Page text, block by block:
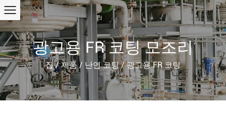
광고용 FR 코팅 모조리
집/제품/ 난연 코팅/광고용 FR 코팅